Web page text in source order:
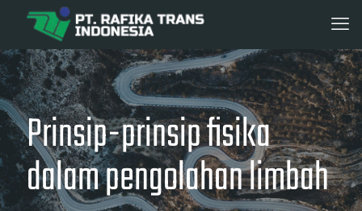
Prinsip-prinsip fisika
dalam pengolahan limbah